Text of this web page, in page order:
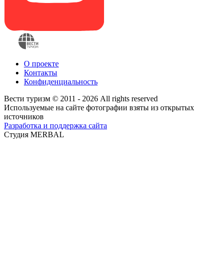
О проекте
Контакты
Конфиденциальность
Вести туризм © 2011 - 2026 All rights reserved
Используемые на сайте фотографии взяты из открытых
источников
Разработка и поддержка сайта
Студия MERBAL